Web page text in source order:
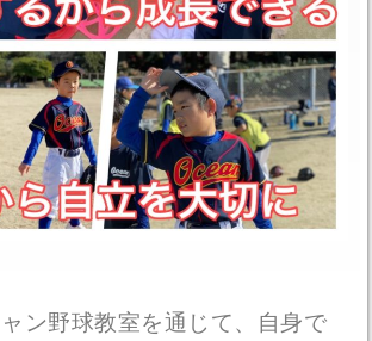
ン野球教室を通じて、自身で